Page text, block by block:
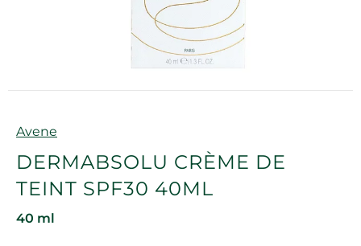
Marque
Avene
DERMABSOLU CRÈME DE
TEINT SPF30 40ML
40 ml